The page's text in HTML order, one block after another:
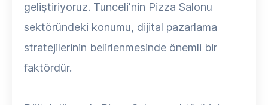
geliştiriyoruz. Tunceli'nin Pizza Salonu
sektöründeki konumu, dijital pazarlama
stratejilerinin belirlenmesinde önemli bir
faktördür.